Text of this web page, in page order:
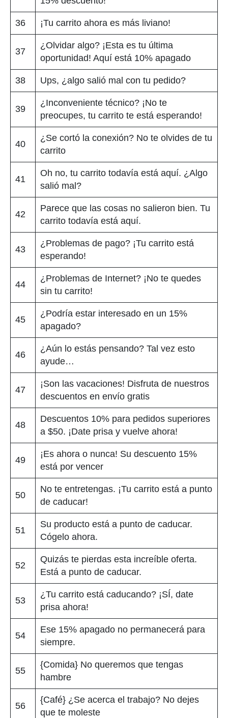
36 ¡Tu carrito ahora es más liviano!
37
¿Olvidar algo? ¡Esta es tu última
oportunidad! Aquí está 10% apagado
38 Ups, ¿algo salió mal con tu pedido?
39
¿Inconveniente técnico? ¡No te
preocupes, tu carrito te está esperando!
40
¿Se cortó la conexión? No te olvides de tu
carrito
41
Oh no, tu carrito todavía está aquí. ¿Algo
salió mal?
42
Parece que las cosas no salieron bien. Tu
carrito todavía está aquí.
43
¿Problemas de pago? ¡Tu carrito está
esperando!
44
¿Problemas de Internet? ¡No te quedes
sin tu carrito!
45
¿Podría estar interesado en un 15%
apagado?
46
¿Aún lo estás pensando? Tal vez esto
ayude…
47
¡Son las vacaciones! Disfruta de nuestros
descuentos en envío gratis
48
Descuentos 10% para pedidos superiores
a $50. ¡Date prisa y vuelve ahora!
49
¡Es ahora o nunca! Su descuento 15%
está por vencer
50
No te entretengas. ¡Tu carrito está a punto
de caducar!
51
Su producto está a punto de caducar.
Cógelo ahora.
52
Quizás te pierdas esta increíble oferta.
Está a punto de caducar.
53
¿Tu carrito está caducando? ¡SÍ, date
prisa ahora!
54
Ese 15% apagado no permanecerá para
siempre.
55
{Comida} No queremos que tengas
hambre
56
{Café} ¿Se acerca el trabajo? No dejes
que te moleste